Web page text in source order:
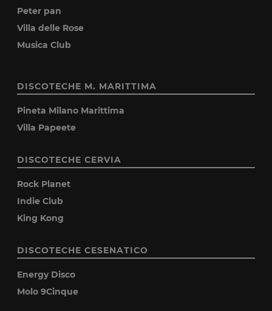
Peter pan
Villa delle Rose
Musica Club
DISCOTECHE M. MARITTIMA
Pineta Milano Marittima
Villa Papeete
DISCOTECHE CERVIA
Rock Planet
Indie Club
King Kong
DISCOTECHE CESENATICO
Energy Disco
Molo 9Cinque